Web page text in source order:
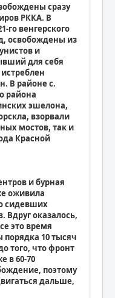
сразу
РККА. В
го венгерского
освобождены из
и
для себя
В районе с.
района
эшелона,
взорвали
мостов, так и
Красной
и бурная
оживила
сидевших
Вдруг оказалось,
это время
10 тысяч
того, что фронт
в 60-70
поэтому
дальше,